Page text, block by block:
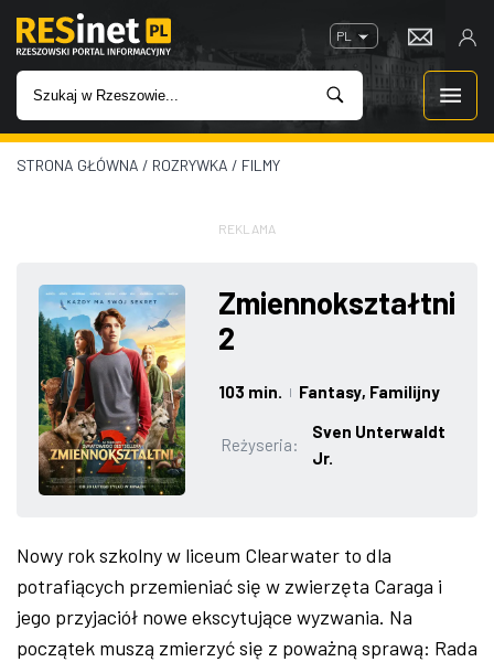
PL
WIADOMOŚCI
IMPREZY
ROZRYWKA
W KINACH
GASTRONOMIA
W RZESZOWIE
STRONA GŁÓWNA / ROZRYWKA / FILMY
REKLAMA
Zmiennokształtni
2
103 min. | Fantasy, Familijny
Reżyseria:
Sven Unterwaldt
Jr.
Nowy rok szkolny w liceum Clearwater to dla
potrafiących przemieniać się w zwierzęta Caraga i
jego przyjaciół nowe ekscytujące wyzwania. Na
początek muszą zmierzyć się z poważną sprawą: Rada